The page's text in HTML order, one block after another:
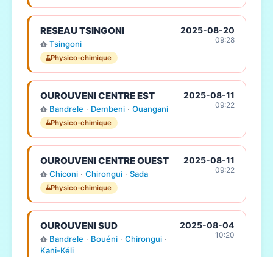
RESEAU TSINGONI
Tsingoni
Physico-chimique
2025-08-20
09:28
OUROUVENI CENTRE EST
Bandrele · Dembeni· Ouangani
Physico-chimique
2025-08-11
09:22
OUROUVENI CENTRE OUEST
Chiconi· Chirongui· Sada
Physico-chimique
2025-08-11
09:22
OUROUVENI SUD
Bandrele · Bouéni· Chirongui·
Kani-Kéli
2025-08-04
10:20